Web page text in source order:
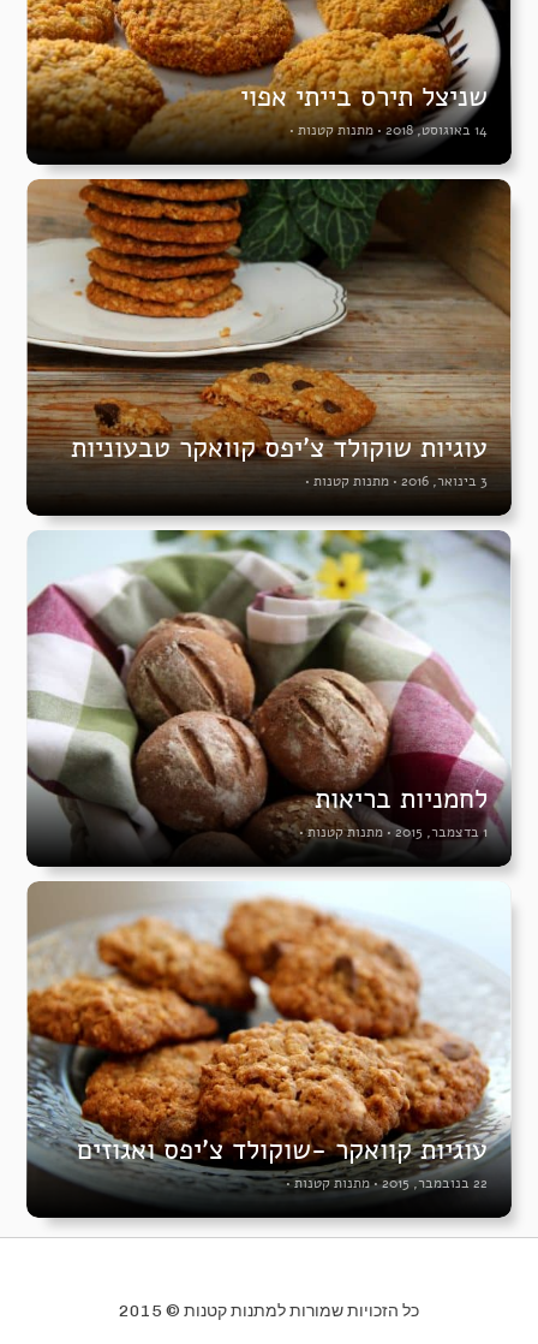
שניצל תירס בייתי אפוי
14 באוגוסט, 2018 •מתנות קטנות •
עוגיות שוקולד צ’יפס קוואקר טבעוניות
3 בינואר, 2016 • מתנות קטנות •
לחמניות בריאות
1 בדצמבר, 2015 •מתנות קטנות•
עוגיות קוואקר -שוקולד צ’יפס ואגוזים
22 בנובמבר, 2015 •מתנות קטנות•
כל הזכויות שמורות למתנות קטנות © 2015